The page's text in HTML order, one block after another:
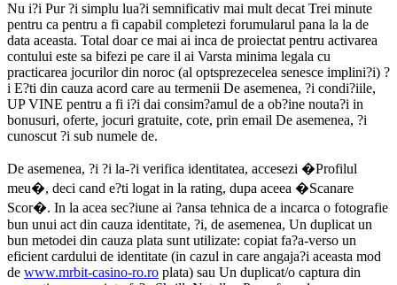
Nu i?i Pur ?i simplu lua?i semnificativ mai mult decat Trei minute
pentru ca pentru a fi capabil completezi forumularul pana la la de
data aceasta. Total doar ce mai ai inca de proiectat pentru activarea
contului este sa bifezi pe care il ai Varsta minima legala cu
practicarea jocurilor din noroc (al optsprezecelea senesce implini?i) ?
i E?ti din cauza acord care au termenii De asemenea, ?i condi?iile,
UP VINE pentru a fi i?i dai consim?amul de a ob?ine nouta?i in
bonusuri, oferte, jocuri gratuite, cote, prin email De asemenea, ?i
cunoscut ?i sub numele de.
De asemenea, ?i ?i la-?i verifica identitatea, accesezi �Profilul
meu�, deci cand e?ti logat in la rating, dupa aceea �Scanare
Scor�. In la acea sec?iune ai ?ansa tehnica de a incarca o fotografie
bun unui act din cauza identitate, ?i, de asemenea, Un duplicat un
bun metodei din cauza plata sunt utilizate: copiat fa?a-verso un
eficient cardului de identitate (in cazul in care angaja?i aceasta mod
de www.mrbit-casino-ro.ro plata) sau Un duplicat/o captura din